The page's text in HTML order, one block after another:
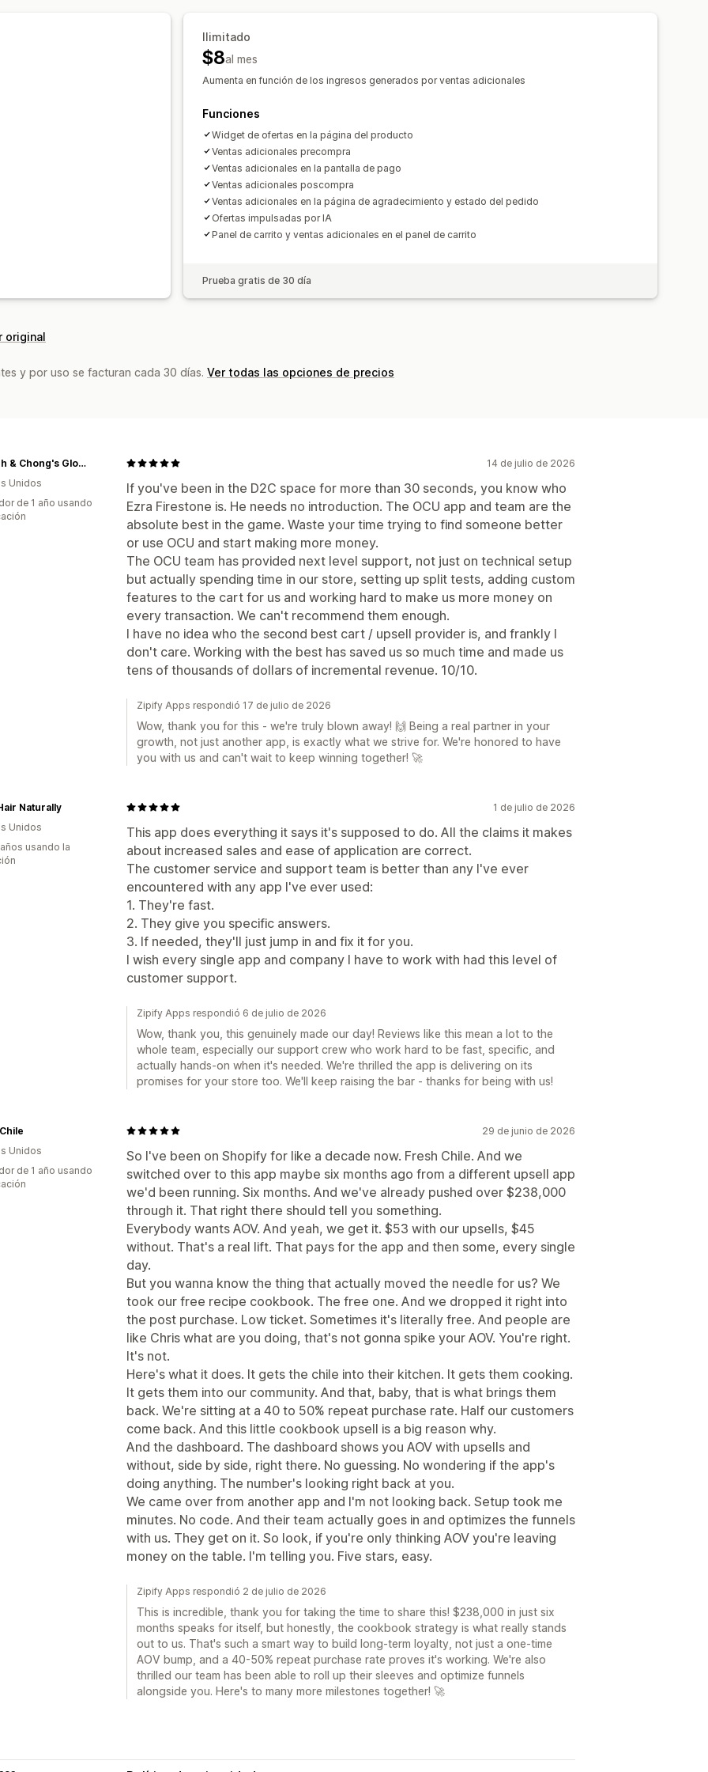
Compras conjuntas frecuentes
Mejora de suscripción
Informes y estadísticas
Ilimitado
$8al mes
Aumenta en función de los ingresos generados por ventas adicionales
Funciones
Widget de ofertas en la página del producto
Ventas adicionales precompra
Ventas adicionales en la pantalla de pago
Ventas adicionales poscompra
Ventas adicionales en la página de agradecimiento y estado del pedido
Ofertas impulsadas por IA
Panel de carrito y ventas adicionales en el panel de carrito
Prueba gratis de 30 día
original
y por uso se facturan cada 30 días. Ver todas las opciones de precios
14 de julio de 2026
If you've been in the D2C space for more than 30 seconds, you know who
Ezra Firestone is. He needs no introduction. The OCU app and team are the
absolute best in the game. Waste your time trying to find someone better
or use OCU and start making more money.
The OCU team has provided next level support, not just on technical setup
but actually spending time in our store, setting up split tests, adding custom
features to the cart for us and working hard to make us more money on
every transaction. We can't recommend them enough.
I have no idea who the second best cart / upsell provider is, and frankly I
don't care. Working with the best has saved us so much time and made us
tens of thousands of dollars of incremental revenue. 10/10.
Cheech & Chong's Global
Unidos
de 1 año usando
Zipify Apps respondió 17 de julio de 2026
Wow, thank you for this - we're truly blown away! 🙌 Being a real partner in your
growth, not just another app, is exactly what we strive for. We're honored to have
you with us and can't wait to keep winning together! 🚀
1 de julio de 2026
This app does everything it says it's supposed to do. All the claims it makes
about increased sales and ease of application are correct.
The customer service and support team is better than any I've ever
encountered with any app I've ever used:
1. They're fast.
2. They give you specific answers.
3. If needed, they'll just jump in and fix it for you.
I wish every single app and company I have to work with had this level of
customer support.
Naturally
Unidos
usando la
Zipify Apps respondió 6 de julio de 2026
Wow, thank you, this genuinely made our day! Reviews like this mean a lot to the
whole team, especially our support crew who work hard to be fast, specific, and
actually hands-on when it's needed. We're thrilled the app is delivering on its
promises for your store too. We'll keep raising the bar - thanks for being with us!
29 de junio de 2026
So I've been on Shopify for like a decade now. Fresh Chile. And we
switched over to this app maybe six months ago from a different upsell app
we'd been running. Six months. And we've already pushed over $238,000
through it. That right there should tell you something.
Everybody wants AOV. And yeah, we get it. $53 with our upsells, $45
without. That's a real lift. That pays for the app and then some, every single
day.
But you wanna know the thing that actually moved the needle for us? We
took our free recipe cookbook. The free one. And we dropped it right into
the post purchase. Low ticket. Sometimes it's literally free. And people are
like Chris what are you doing, that's not gonna spike your AOV. You're right.
It's not.
Here's what it does. It gets the chile into their kitchen. It gets them cooking.
It gets them into our community. And that, baby, that is what brings them
back. We're sitting at a 40 to 50% repeat purchase rate. Half our customers
come back. And this little cookbook upsell is a big reason why.
And the dashboard. The dashboard shows you AOV with upsells and
without, side by side, right there. No guessing. No wondering if the app's
doing anything. The number's looking right back at you.
We came over from another app and I'm not looking back. Setup took me
minutes. No code. And their team actually goes in and optimizes the funnels
with us. They get on it. So look, if you're only thinking AOV you're leaving
money on the table. I'm telling you. Five stars, easy.
Unidos
de 1 año usando
Zipify Apps respondió 2 de julio de 2026
This is incredible, thank you for taking the time to share this! $238,000 in just six
months speaks for itself, but honestly, the cookbook strategy is what really stands
out to us. That's such a smart way to build long-term loyalty, not just a one-time
AOV bump, and a 40-50% repeat purchase rate proves it's working. We're also
thrilled our team has been able to roll up their sleeves and optimize funnels
alongside you. Here's to many more milestones together! 🚀